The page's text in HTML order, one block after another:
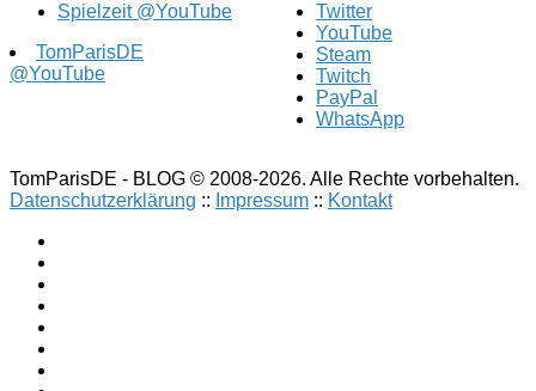
Spielzeit @YouTube
TomParisDE
@YouTube
Twitter
YouTube
Steam
Twitch
PayPal
WhatsApp
TomParisDE - BLOG © 2008-2026. Alle Rechte vorbehalten.
Datenschutzerklärung :: Impressum :: Kontakt